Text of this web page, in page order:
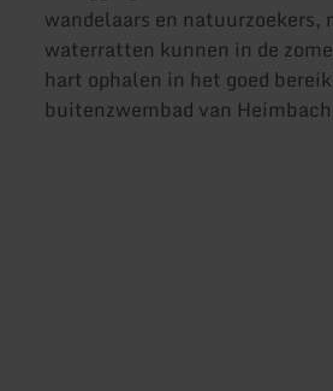
wandelaars en natuurzoekers,
waterratten kunnen in de
hart ophalen in het goed
buitenzwembad van